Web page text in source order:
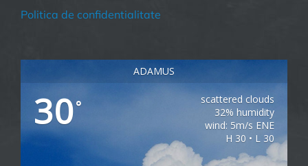
Politica de confidentialitate
ADAMUS
30°
scattered clouds
32% humidity
wind: 5m/s ENE
H 30 • L 30